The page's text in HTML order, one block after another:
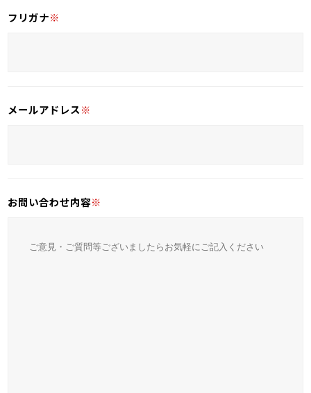
フリガナ※
メールアドレス※
お問い合わせ内容※